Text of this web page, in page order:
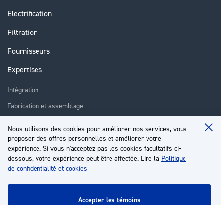
Nous utilisons des cookies pour améliorer nos services, vous
proposer des offres personnelles et améliorer votre
expérience. Si vous n'acceptez pas les cookies facultatifs ci-
dessous, votre expérience peut être affectée. Lire la Politique
de confidentialité et cookies
accepter les témoins
Electrification
Filtration
Fournisseurs
Expertises
Intégration
Fabrication et assemblage
Réparation
Formation
À propos
Service client